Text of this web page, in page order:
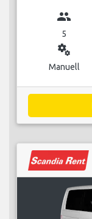
group
5
miscellaneous_services
Manuell